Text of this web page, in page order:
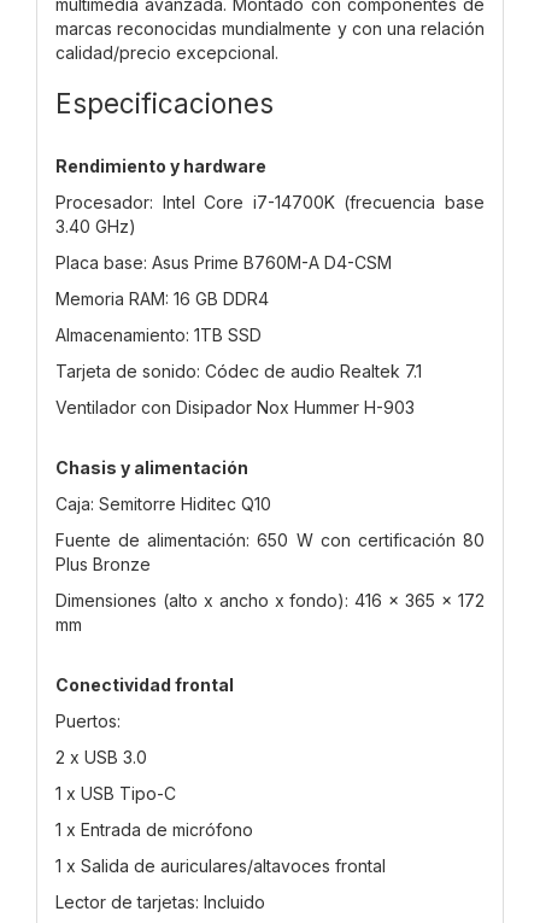
marcas reconocidas mundialmente y con una relación
calidad/precio excepcional.
Especificaciones
Rendimiento y hardware
Procesador: Intel Core i7-14700K (frecuencia base
3.40 GHz)
Placa base: Asus Prime B760M-A D4-CSM
Memoria RAM: 16 GB DDR4
Almacenamiento: 1TB SSD
Tarjeta de sonido: Códec de audio Realtek 7.1
Ventilador con Disipador Nox Hummer H-903
Chasis y alimentación
Caja: Semitorre Hiditec Q10
Fuente de alimentación: 650 W con certificación 80
Plus Bronze
Dimensiones (alto x ancho x fondo): 416 x 365 x 172
mm
Conectividad frontal
Puertos:
2 x USB 3.0
1 x USB Tipo-C
1 x Entrada de micrófono
1 x Salida de auriculares/altavoces frontal
Lector de tarjetas: Incluido